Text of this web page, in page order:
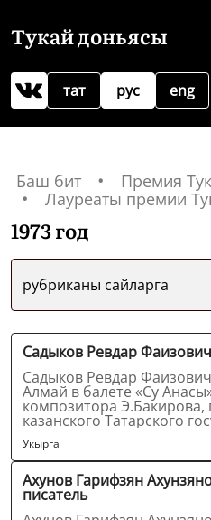
Тукай доньясы
рус
тат eng
Баш бит
Премия
Лауреаты премии
1973 год
рубриканы сайларга
Садыков Ревдар
Садыков Ревдар
Алмай в балете «Су
композитора Э.Бакирова,
казанского Татарского
Укырга
Ахунов Гарифзян
писатель